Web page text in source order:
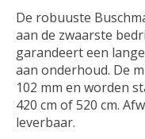
De robuuste
aan de zwaarste
garandeert een
aan onderhoud. De
102 mm en worden
420 cm of 520 cm.
leverbaar.